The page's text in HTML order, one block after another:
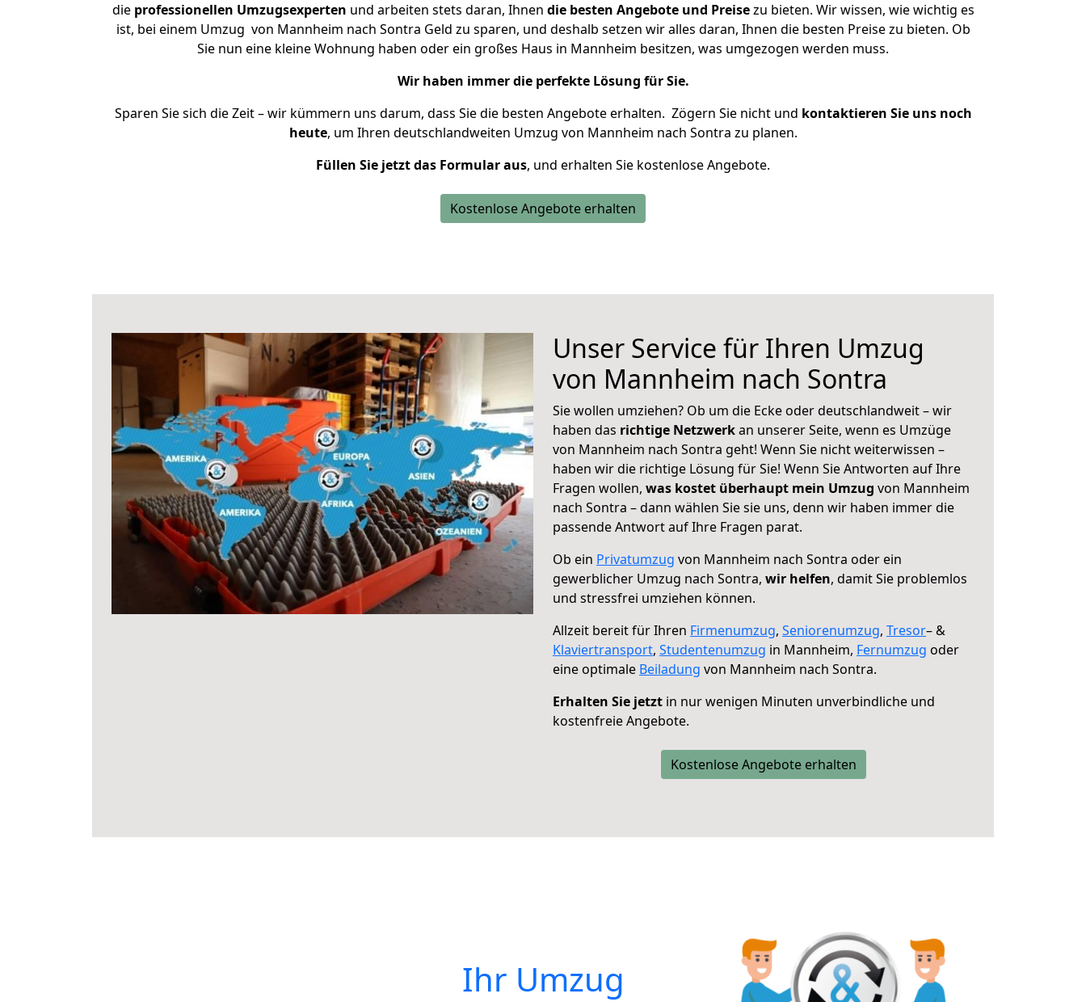
die professionellen Umzugsexperten und arbeiten stets daran, Ihnen die besten Angebote und Preisezu bieten. Wir wissen, wie wichtig es
ist, bei einem Umzug von Mannheim nach Sontra Geld zu sparen, und deshalb setzen wir alles daran, Ihnen die besten Preise zu bieten. Ob
Sie nun eine kleine Wohnung haben oder ein großes Haus in Mannheim besitzen, was umgezogen werden muss.
Wir haben immer die perfekte Lösung für Sie.
Sparen Sie sich die Zeit – wir kümmern uns darum, dass Sie die besten Angebote erhalten. Zögern Sie nicht und kontaktieren Sie uns noch
heute, um Ihren deutschlandweiten Umzug von Mannheim nach Sontra zu planen.
Füllen Sie jetzt das Formular aus, und erhalten Sie kostenlose Angebote.
Kostenlose Angebote erhalten
Unser Service für Ihren Umzug
von Mannheim nach Sontra
Sie wollen umziehen? Ob um die Ecke oder deutschlandweit – wir
haben das richtige Netzwerkan unserer Seite, wenn es Umzüge
von Mannheim nach Sontra geht! Wenn Sie nicht weiterwissen –
haben wir die richtige Lösung für Sie! Wenn Sie Antworten auf Ihre
Fragen wollen, was kostet überhaupt mein Umzug von Mannheim
nach Sontra – dann wählen Sie sie uns, denn wir haben immer die
passende Antwort auf Ihre Fragen parat.
Ob ein Privatumzug von Mannheim nach Sontra oder ein
gewerblicher Umzug nach Sontra, wir helfen, damit Sie problemlos
und stressfrei umziehen können.
Allzeit bereit für Ihren Firmenumzug, Seniorenumzug, Tresor– &
Klaviertransport, Studentenumzug in Mannheim, Fernumzug oder
eine optimale Beiladung von Mannheim nach Sontra.
Erhalten Sie jetzt in nur wenigen Minuten unverbindliche und
kostenfreie Angebote.
Kostenlose Angebote erhalten
Ihr Umzug